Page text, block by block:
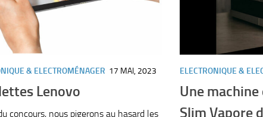
& ELECTROMÉNAGER 17 MAI, 2023
Lenovo
concours, nous pigerons au hasard les
ELECTRONIQUE &
Une
Slim Vapore